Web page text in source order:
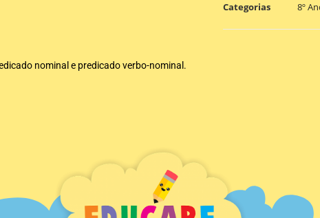
Categorias 8º
nominal e predicado verbo-nominal.